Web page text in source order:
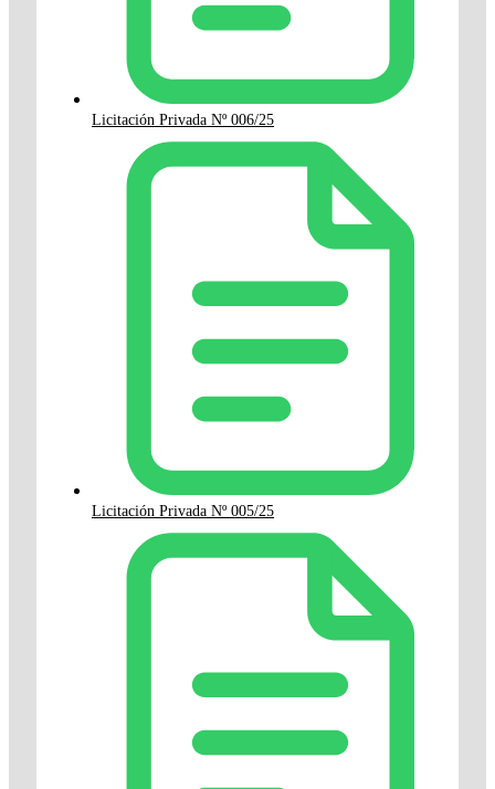
Licitación Privada Nº 006/25
Licitación Privada Nº 005/25